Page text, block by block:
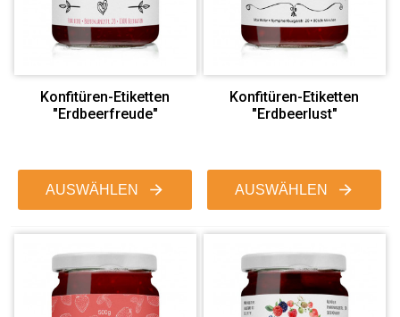
Konfitüren-Etiketten
"Erdbeerfreude"
AUSWÄHLEN
Konfitüren-Etiketten
"Erdbeerlust"
AUSWÄHLEN